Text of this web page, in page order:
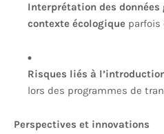
Interprétation des données
contexte écologique parfois
Risques liés à
lors des programmes de
Perspectives et innovations